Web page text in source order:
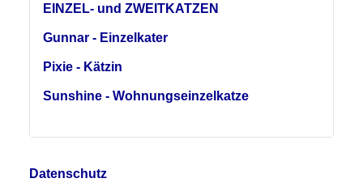
EINZEL- und ZWEITKATZEN
Gunnar - Einzelkater
Pixie - Kätzin
Sunshine - Wohnungseinzelkatze
Datenschutz